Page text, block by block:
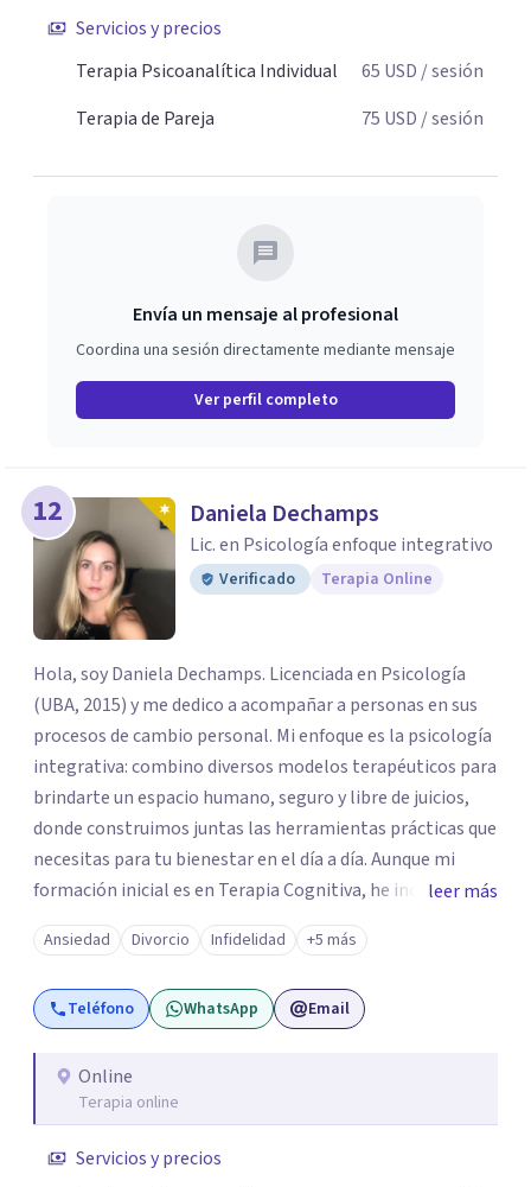
claridad sobre sí mismos, reducen significativamente su
sufrimiento y alcanzan cambios profundos y duraderos en
Servicios y precios
Terapia Psicoanalítica Individual
65 USD / sesión
Terapia de Pareja
75 USD / sesión
Envía un mensaje al profesional
Coordina una sesión directamente mediante mensaje
Ver perfil completo
12 Daniela Dechamps
Lic. en Psicología enfoque integrativo
Verificado Terapia Online
Hola, soy Daniela Dechamps. Licenciada en Psicología
(UBA, 2015) y me dedico a acompañar a personas en sus
procesos de cambio personal. Mi enfoque es la psicología
integrativa: combino diversos modelos terapéuticos para
brindarte un espacio humano, seguro y libre de juicios,
donde construimos juntas las herramientas prácticas que
necesitas para tu bienestar en el día a día. Aunque mi
formación inicial es en Terapia Cognitiva, he incorporado
enfoques como el Mindfulness y la Terapia de Aceptación
y Compromiso (ACT), adaptando el tratamiento a tus
necesidades particulares. Mi trayectoria es internacional
(Argentina, Estados Unidos, Europa y Asia). Además,
conectando con la realidad de las islas. Mis servicios son
100% online y accesibles. Si buscas un espacio de escucha
leer más
Ansiedad Divorcio Infidelidad +5 más
Teléfono WhatsApp Email
Online
Terapia online
Servicios y precios